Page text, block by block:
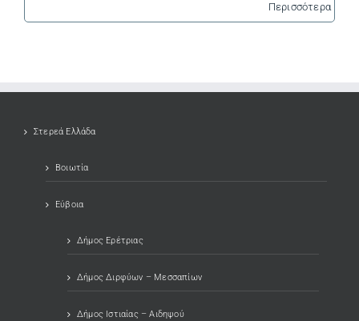
Περισσότερα
Στερεά Ελλάδα
Βοιωτία
Εύβοια
Δήμος Ερέτριας
Δήμος Διρφύων – Μεσσαπίων
Δήμος Ιστιαίας – Αιδηψού